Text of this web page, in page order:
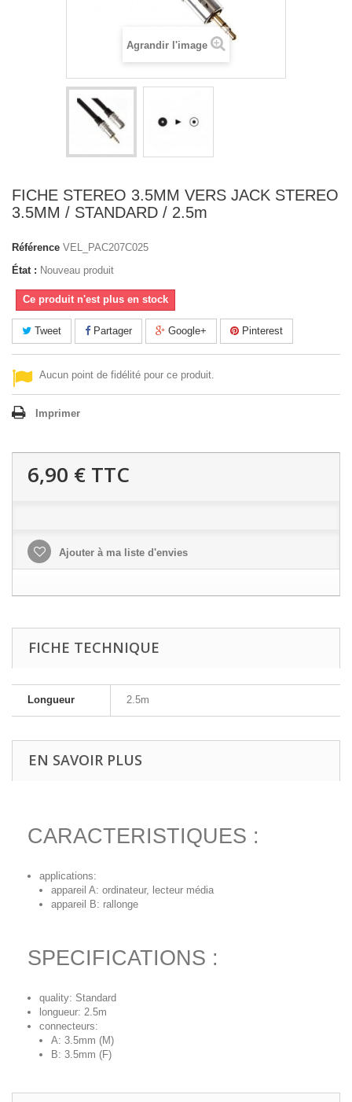
Agrandir l'image
FICHE STEREO 3.5MM VERS JACK STEREO
3.5MM / STANDARD / 2.5m
Référence VEL_PAC207C025
État : Nouveau produit
Ce produit n'est plus en stock
Tweet Partager Google+ Pinterest
Aucun point de fidélité pour ce produit.
Imprimer
6,90 € TTC
Ajouter à ma liste d'envies
FICHE TECHNIQUE
Longueur 2.5m
EN SAVOIR PLUS
CARACTERISTIQUES :
applications:
appareil A: ordinateur, lecteur média
appareil B: rallonge
SPECIFICATIONS :
quality: Standard
longueur: 2.5m
connecteurs:
A: 3.5mm (M)
B: 3.5mm (F)